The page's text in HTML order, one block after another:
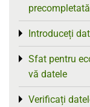
precompletată
Introduceți
Toggle menu
Sfat pentru
vă datele
Toggle menu
Verificați
Toggle menu